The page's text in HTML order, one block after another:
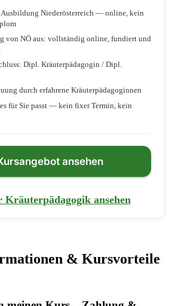
Ausbildung Niederösterreich — online, kein
von NÖ aus: vollständig online, fundiert und
Dipl. Kräuterpädagogin / Dipl.
durch erfahrene Kräuterpädagoginnen
für Sie passt — kein fixer Termin, kein
ansehen
Kräuterpädagogik ansehen
& Kursvorteile